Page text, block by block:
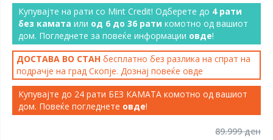
Купувајте на рати со Mint Credit! Одберете до 4 рати
без камата или од 6 до 36 рати комотно од вашиот
дом. Погледнете за повеќе информации овде!
ДОСТАВА ВО СТАН бесплатно без разлика на спрат на
подрачје на град Скопје. Дознај повеќе овде
Купувајте до 24 рати БЕЗ КАМАТА комотно од вашиот
дом. Повеќе погледнете овде!
89.999 ден